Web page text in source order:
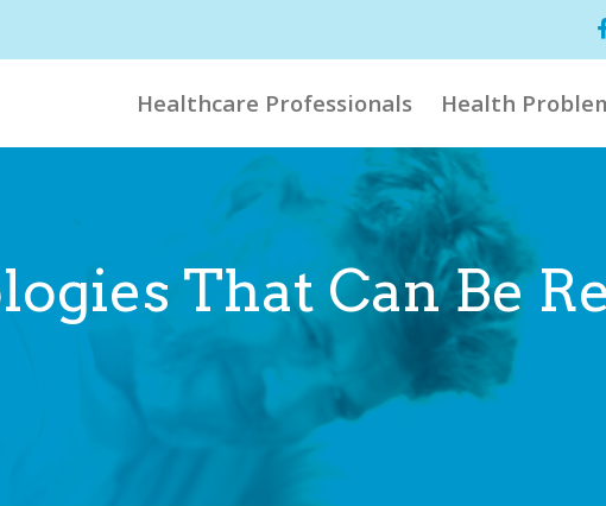
Healthcare Professionals Health
That Can Be